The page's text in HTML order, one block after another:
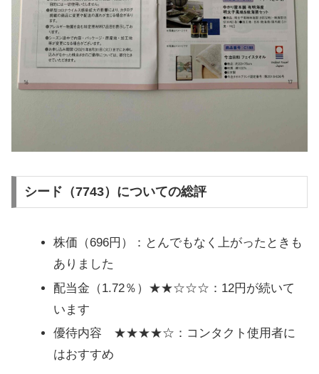
シード（7743）についての総評
株価（696円）：とんでもなく上がったときも
ありました
配当金（1.72％）★★☆☆☆：12円が続いて
います
優待内容 ★★★★☆：コンタクト使用者に
はおすすめ